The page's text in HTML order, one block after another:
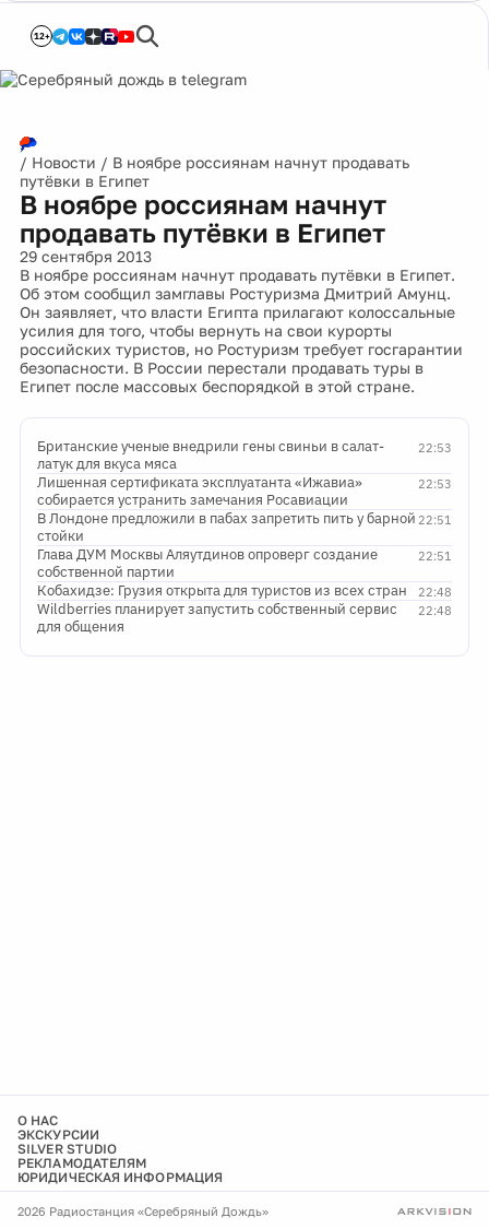
12+
/ Новости / В ноябре россиянам начнут продавать
путёвки в Египет
В ноябре россиянам начнут
продавать путёвки в Египет
29 сентября 2013
В ноябре россиянам начнут продавать путёвки в Египет.
Об этом сообщил замглавы Ростуризма Дмитрий Амунц.
Он заявляет, что власти Египта прилагают колоссальные
усилия для того, чтобы вернуть на свои курорты
российских туристов, но Ростуризм требует госгарантии
безопасности. В России перестали продавать туры в
Египет после массовых беспорядкой в этой стране.
22:53
Британские ученые внедрили гены свиньи в салат-
латук для вкуса мяса
22:53
Лишенная сертификата эксплуатанта «Ижавиа»
собирается устранить замечания Росавиации
22:51
В Лондоне предложили в пабах запретить пить у барной
стойки
22:51
Глава ДУМ Москвы Аляутдинов опроверг создание
собственной партии
22:48
Кобахидзе: Грузия открыта для туристов из всех стран
22:48
Wildberries планирует запустить собственный сервис
для общения
О НАС
ЭКСКУРСИИ
SILVER STUDIO
РЕКЛАМОДАТЕЛЯМ
ЮРИДИЧЕСКАЯ ИНФОРМАЦИЯ
2026 Радиостанция «Серебряный Дождь»